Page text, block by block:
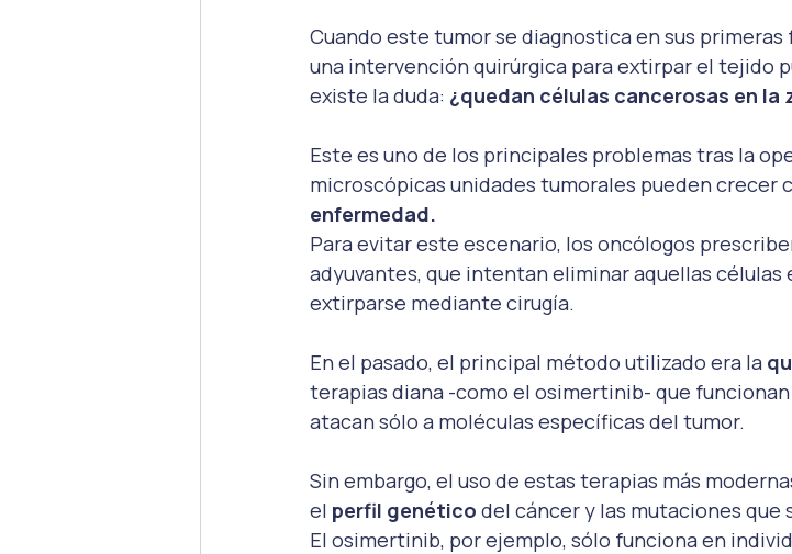
Cuando este tumor se diagnostica en sus
una intervención quirúrgica para extirpar el tejido
existe la duda: ¿quedan células cancerosas en la
Este es uno de los principales problemas tras la
microscópicas unidades tumorales pueden crecer
enfermedad.
Para evitar este escenario, los oncólogos
adyuvantes, que intentan eliminar aquellas células
extirparse mediante cirugía.
En el pasado, el principal método utilizado era la
terapias diana -como el osimertinib- que
atacan sólo a moléculas específicas del tumor.
Sin embargo, el uso de estas terapias más
el perfil genético del cáncer y las mutaciones que
El osimertinib, por ejemplo, sólo funciona en